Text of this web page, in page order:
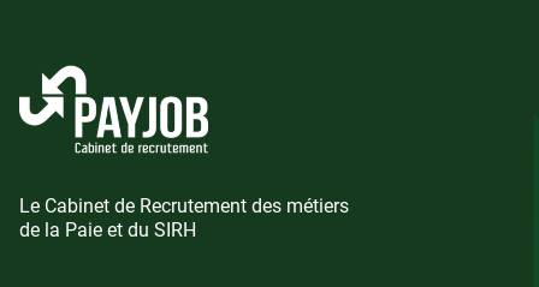
Le Cabinet de Recrutement des métiers
de la Paie et du SIRH